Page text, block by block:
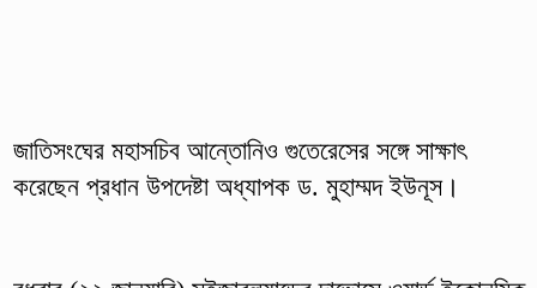
জাতিসংঘের মহাসচিব আন্তোনিও গুতেরেসের সঙ্গে সাক্ষাৎ
করেছেন প্রধান উপদেষ্টা অধ্যাপক ড. মুহাম্মদ ইউনূস।